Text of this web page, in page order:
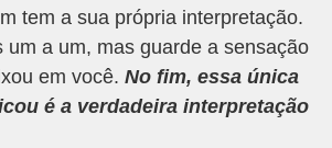
tem a sua própria interpretação.
um a um, mas guarde a sensação
em você. No fim, essa única
é a verdadeira interpretação